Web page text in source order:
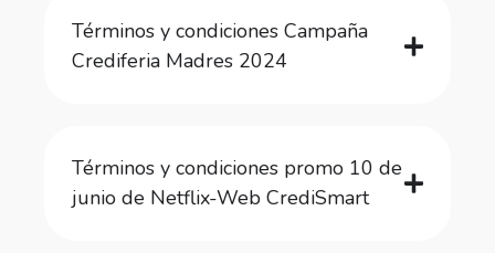
Términos y condiciones Campaña
Crediferia Madres 2024
Términos y condiciones promo 10 de
junio de Netflix-Web CrediSmart